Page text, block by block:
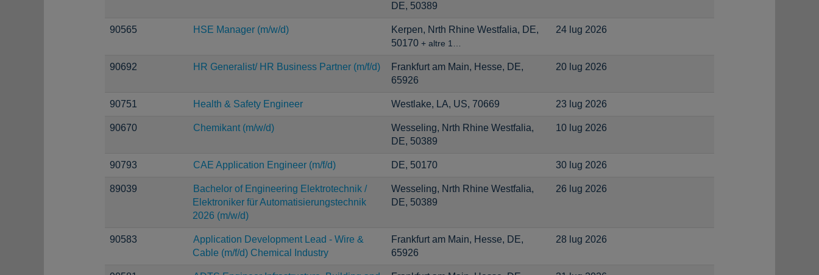
DE, 50389
90565 HSE Manager (m/w/d)
Kerpen, Nrth Rhine Westfalia, DE,
50170 + altre 1…
24 lug 2026
90692 HR Generalist/ HR Business Partner (m/f/d)
Frankfurt am Main, Hesse, DE,
65926
20 lug 2026
90751 Health & Safety Engineer Westlake, LA, US, 70669 23 lug 2026
90670 Chemikant (m/w/d)
Wesseling, Nrth Rhine Westfalia,
DE, 50389
10 lug 2026
90793 CAE Application Engineer (m/f/d) DE, 50170 30 lug 2026
89039
Bachelor of Engineering Elektrotechnik /
Elektroniker für Automatisierungstechnik
2026 (m/w/d)
Wesseling, Nrth Rhine Westfalia,
DE, 50389
26 lug 2026
90583
Application Development Lead - Wire &
Cable (m/f/d) Chemical Industry
Frankfurt am Main, Hesse, DE,
65926
28 lug 2026